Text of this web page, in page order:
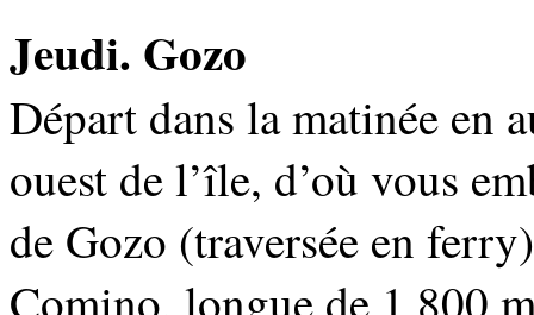
Jeudi. Gozo
Départ dans la matinée en
ouest de l’île, d’où vous
de Gozo (traversée en
Comino, longue de 1 800